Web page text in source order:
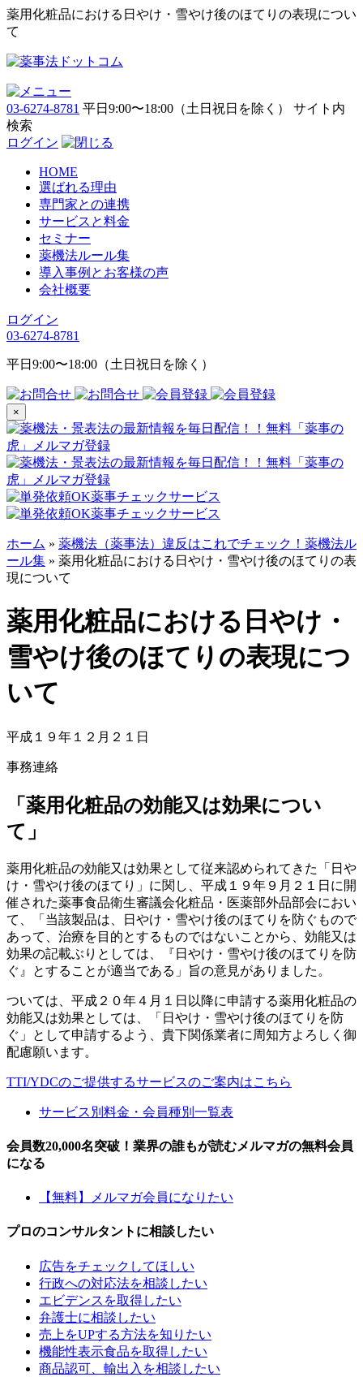
薬用化粧品における日やけ・雪やけ後のほてりの表現につい
て
03-6274-8781 平日9:00〜18:00（土日祝日を除く）
サイト内
検索
ログイン
HOME
選ばれる理由
専門家との連携
サービスと料金
セミナー
薬機法ルール集
導入事例とお客様の声
会社概要
ログイン
03-6274-8781
平日9:00〜18:00（土日祝日を除く）
×
ホーム » 薬機法（薬事法）違反はこれでチェック！薬機法ル
ール集 » 薬用化粧品における日やけ・雪やけ後のほてりの表
現について
薬用化粧品における日やけ・
雪やけ後のほてりの表現につ
いて
平成１９年１２月２１日
事務連絡
「薬用化粧品の効能又は効果につい
て」
薬用化粧品の効能又は効果として従来認められてきた「日や
け・雪やけ後のほてり」に関し、平成１９年９月２１日に開
催された薬事食品衛生審議会化粧品・医薬部外品部会におい
て、「当該製品は、日やけ・雪やけ後のほてりを防ぐもので
あって、治療を目的とするものではないことから、効能又は
効果の記載ぶりとしては、『日やけ・雪やけ後のほてりを防
ぐ』とすることが適当である」旨の意見がありました。
ついては、平成２０年４月１日以降に申請する薬用化粧品の
効能又は効果としては、「日やけ・雪やけ後のほてりを防
ぐ」として申請するよう、貴下関係業者に周知方よろしく御
配慮願います。
TTI/YDCのご提供するサービスのご案内はこちら
サービス別料金・会員種別一覧表
会員数20,000名突破！業界の誰もが読むメルマガの無料会員
になる
【無料】メルマガ会員になりたい
プロのコンサルタントに相談したい
広告をチェックしてほしい
行政への対応法を相談したい
エビデンスを取得したい
弁護士に相談したい
売上をUPする方法を知りたい
機能性表示食品を取得したい
商品認可、輸出入を相談したい